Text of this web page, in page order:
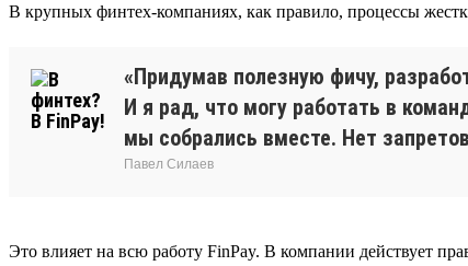
В крупных финтех-компаниях, как правило, процессы
«Придумав полезную фичу,
И я рад, что могу работать в
мы собрались вместе. Нет
Павел Силаев
Это влияет на всю работу FinPay. В компании действует